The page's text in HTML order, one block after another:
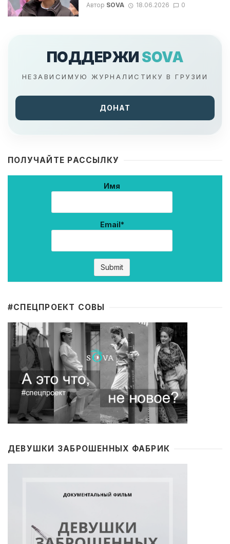
Автор SOVA 18.06.2026 0
ПОДДЕРЖИ SOVA
НЕЗАВИСИМУЮ ЖУРНАЛИСТИКУ В ГРУЗИИ
ДОНАТ
ПОЛУЧАЙТЕ РАССЫЛКУ
Имя
Email*
#CПЕЦПРОЕКТ СОВЫ
ДЕВУШКИ ЗАБРОШЕННЫХ ФАБРИК